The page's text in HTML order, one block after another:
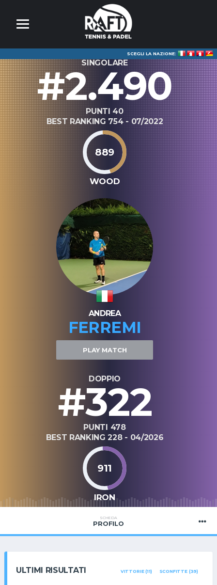
SCEGLI LA NAZIONE:
SINGOLARE
#2.490
PUNTI 40
BEST RANKING 754 - 07/2022
889
WOOD
ANDREA
FERREMI
PLAY MATCH
DOPPIO
#322
PUNTI 478
BEST RANKING 228 - 04/2026
911
IRON
SCHEDA
PROFILO
ULTIMI RISULTATI VITTORIE (11) SCONFITTE (39)